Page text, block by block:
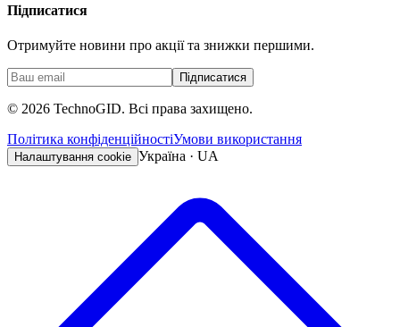
Підписатися
Отримуйте новини про акції та знижки першими.
Підписатися
© 2026 TechnoGID. Всі права захищено.
Політика конфіденційностіУмови використання
Налаштування cookie Україна · UA